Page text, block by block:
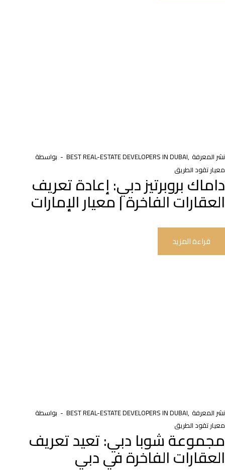
نشر المعرفة BEST REAL-ESTATE DEVELOPERS IN DUBAI
بواسطة
معيار تقود الطريق
داماك بروبرتيز دبي: إعادة تعريف
العقارات الفاخرة | معيار الإمارات
قراءة المزيد
نشر المعرفة BEST REAL-ESTATE DEVELOPERS IN DUBAI
بواسطة
معيار تقود الطريق
مجموعة شوبا دبي: تعيد تعريف
العقارات الفاخرة في دبي